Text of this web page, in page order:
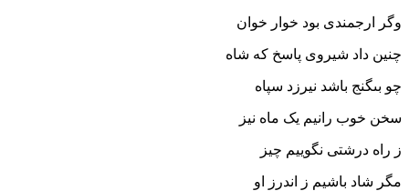
وگر ارجمندى بود خوار خوان‏
چنین داد شیروى پاسخ که شاه
چو بى‏گنج باشد نیرزد سپاه‏
سخن خوب رانیم یک ماه نیز
ز راه درشتى نگوییم چیز
مگر شاد باشیم ز اندرز او